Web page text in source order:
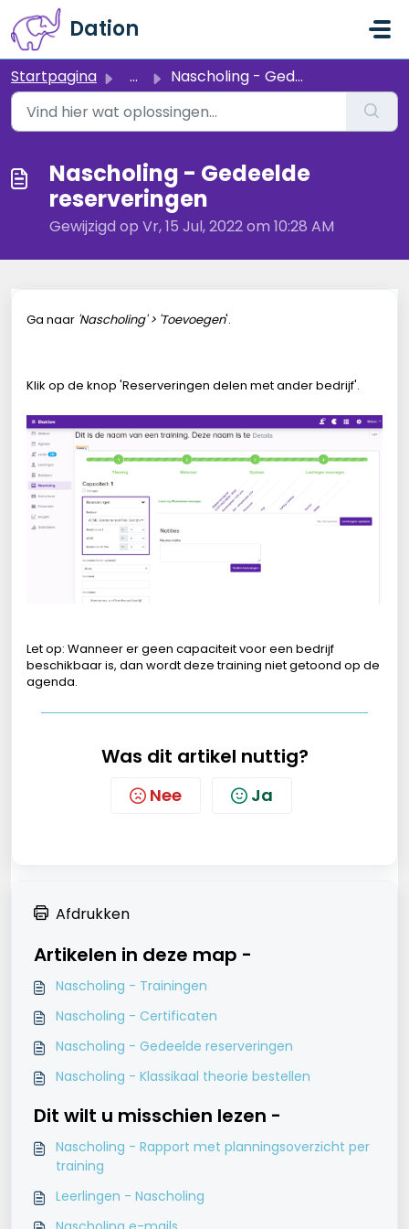
Doorgaan naar hoofdinhoud
Dation
Startpagina ... Nascholing - Gedeelde reserveringen
Nascholing - Gedeelde
reserveringen
Gewijzigd op Vr, 15 Jul, 2022 om 10:28 AM
Ga naar 'Nascholing' > 'Toevoegen'.
Klik op de knop 'Reserveringen delen met ander bedrijf'.
Let op: Wanneer er geen capaciteit voor een bedrijf
beschikbaar is, dan wordt deze training niet getoond op de
agenda.
Was dit artikel nuttig?
Nee Ja
Afdrukken
Artikelen in deze map -
Nascholing - Trainingen
Nascholing - Certificaten
Nascholing - Gedeelde reserveringen
Nascholing - Klassikaal theorie bestellen
Dit wilt u misschien lezen -
Nascholing - Rapport met planningsoverzicht per
training
Leerlingen - Nascholing